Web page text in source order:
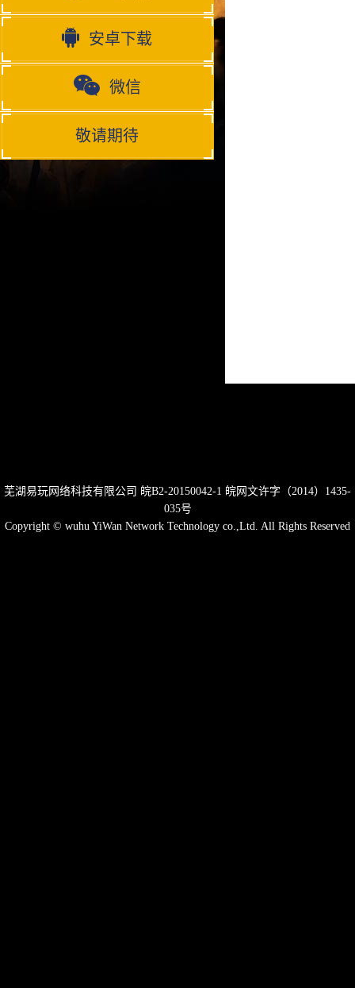
安卓下载
微信
敬请期待
芜湖易玩网络科技有限公司 皖B2-20150042-1 皖网文许字（2014）1435-
035号
Copyright © wuhu YiWan Network Technology co.,Ltd. All Rights Reserved